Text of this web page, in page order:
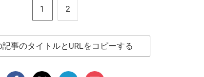
1 2
記事のタイトルとURLをコピーする